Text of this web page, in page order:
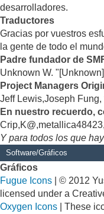
desarrolladores.
Traductores
Gracias por vuestros
la gente de todo el
Padre fundador de
Unknown W.
Project Managers
Jeff Lewis,Joseph
En nuestro recuerdo,
Y para todos los que
Software/Gráficos
Gráficos
Fugue Icons | © 2012
licensed under a
Oxygen Icons | These